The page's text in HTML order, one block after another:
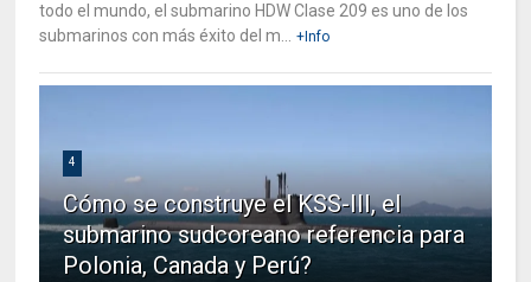
todo el mundo, el submarino HDW Clase 209 es uno de los
submarinos con más éxito del m...
+Info
4
Cómo se construye el KSS-III, el
submarino sudcoreano referencia para
Polonia, Canada y Perú?